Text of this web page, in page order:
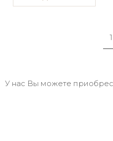
1
У нас Вы можете